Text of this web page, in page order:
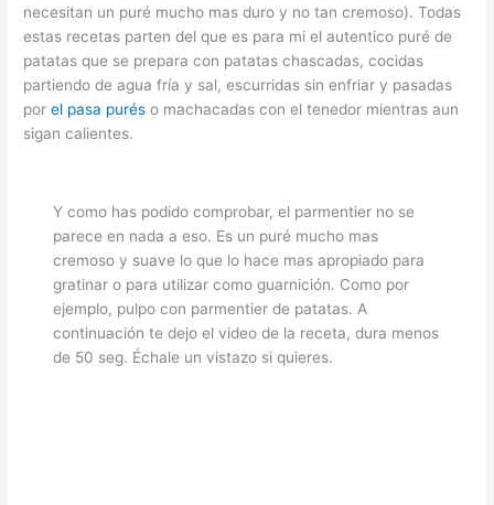
necesitan un puré mucho mas duro y no tan cremoso). Todas
estas recetas parten del que es para mi el autentico puré de
patatas que se prepara con patatas chascadas, cocidas
partiendo de agua fría y sal, escurridas sin enfriar y pasadas
porel pasa purés o machacadas con el tenedor mientras aun
sigan calientes.
Y como has podido comprobar, el parmentier no se
parece en nada a eso. Es un puré mucho mas
cremoso y suave lo que lo hace mas apropiado para
gratinar o para utilizar como guarnición. Como por
ejemplo, pulpo con parmentier de patatas. A
continuación te dejo el video de la receta, dura menos
de 50 seg. Échale un vistazo si quieres.